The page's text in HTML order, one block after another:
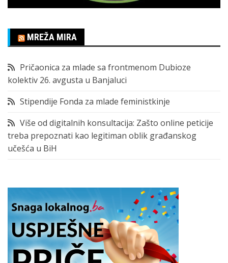
MREŽA MIRA
Pričaonica za mlade sa frontmenom Dubioze
kolektiv 26. avgusta u Banjaluci
Stipendije Fonda za mlade feministkinje
Više od digitalnih konsultacija: Zašto online peticije
treba prepoznati kao legitiman oblik građanskog
učešća u BiH